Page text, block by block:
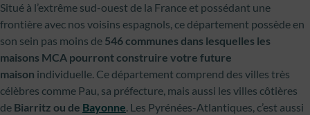
Situé à l’extrême sud-ouest de la France et possédant une
frontière avec nos voisins espagnols, ce département possède en
son sein pas moins de 546 communes dans lesquelles les
maisons MCA pourront construire votre future
maison individuelle. Ce département comprend des villes très
célèbres comme Pau, sa préfecture, mais aussi les villes côtières
de Biarritz ou de Bayonne. Les Pyrénées-Atlantiques, c’est aussi